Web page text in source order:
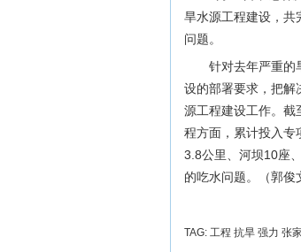
旱水源工程建设，共
问题。
针对去年严重的
设的部署要求，把解
源工程建设工作。截
程方面，累计投入专
3.8公里、河坝10座
的吃水问题。（郭俊
TAG: 工程 抗旱 强力 张